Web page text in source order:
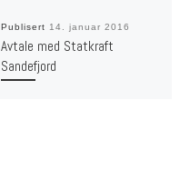
Publisert 14. januar 2016
Avtale med Statkraft
Sandefjord